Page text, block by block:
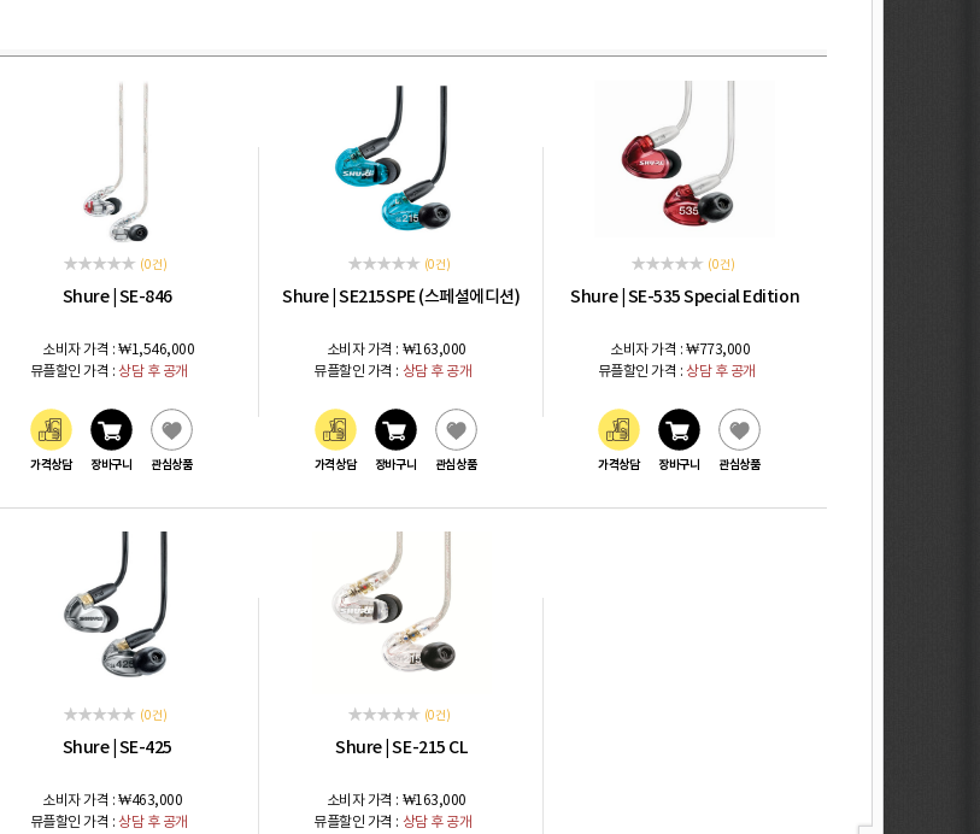
(0 건)
Shure SE-846
소비자 가격 : ₩1,546,000
뮤플할인 가격 : 상담 후 공개
가격상담 장바구니 관심상품
(0 건)
Shure SE215SPE (스페셜에디션)
소비자 가격 : ₩163,000
뮤플할인 가격 : 상담 후 공개
가격상담 장바구니 관심상품
(0 건)
Shure SE-535 Special Edition
소비자 가격 : ₩773,000
뮤플할인 가격 : 상담 후 공개
가격상담 장바구니 관심상품
(0 건)
Shure SE-425
소비자 가격 : ₩463,000
뮤플할인 가격 : 상담 후 공개
(0 건)
Shure SE-215 CL
소비자 가격 : ₩163,000
뮤플할인 가격 : 상담 후 공개